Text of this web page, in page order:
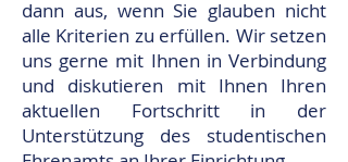
dann aus, wenn Sie glauben nicht
alle Kriterien zu erfüllen. Wir setzen
uns gerne mit Ihnen in Verbindung
und diskutieren mit Ihnen Ihren
aktuellen Fortschritt in der
Unterstützung des studentischen